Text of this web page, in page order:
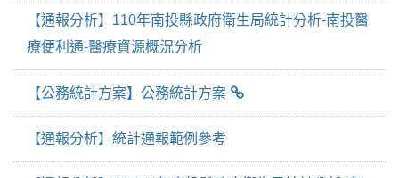
【通報分析】110年南投縣政府衛生局統計分析-南投醫
療便利通-醫療資源概況分析
【公務統計方案】公務統計方案
【通報分析】統計通報範例參考